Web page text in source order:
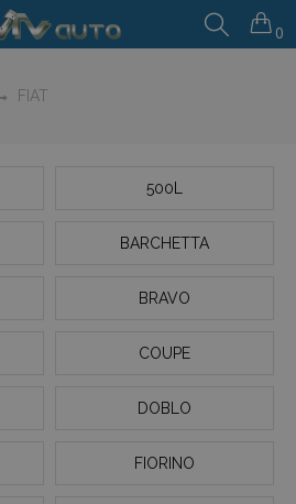
0
FIAT
500L
BARCHETTA
BRAVO
COUPE
DOBLO
FIORINO